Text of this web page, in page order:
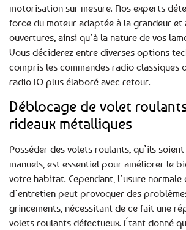
motorisation sur mesure. Nos experts
force du moteur adaptée à la grandeur et
ouvertures, ainsi qu’à la nature de vos
Vous déciderez entre diverses options
compris les commandes radio classiques
radio IO plus élaboré avec retour.
Déblocage de volet
rideaux métalliques
Posséder des volets roulants, qu’ils
manuels, est essentiel pour améliorer le
votre habitat. Cependant, l’usure normale
d’entretien peut provoquer des
grincements, nécessitant de ce fait une
volets roulants défectueux. Étant donné